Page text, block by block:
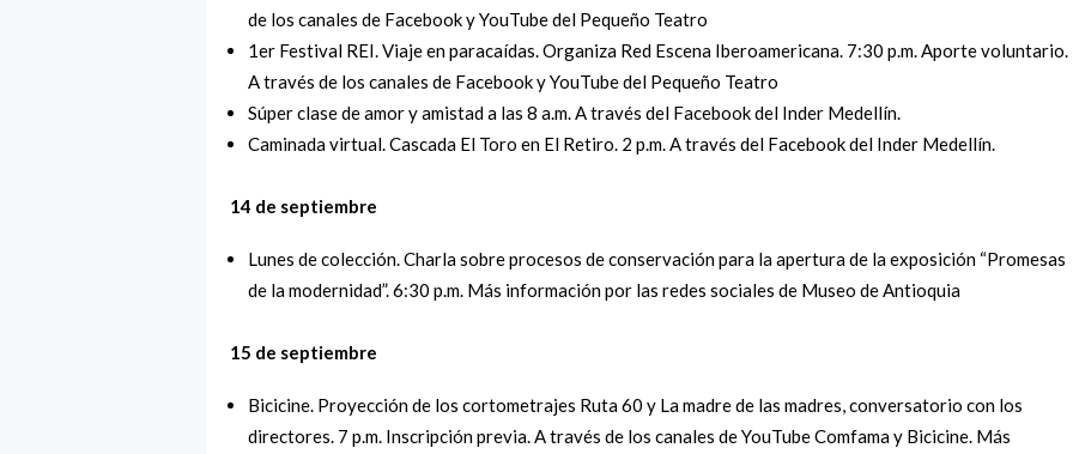
de los canales de Facebook y YouTube del Pequeño Teatro
1er Festival REI. Viaje en paracaídas. Organiza Red Escena Iberoamericana. 7:30 p.m. Aporte voluntario.
A través de los canales de Facebook y YouTube del Pequeño Teatro
Súper clase de amor y amistad a las 8 a.m. A través del Facebook del Inder Medellín.
Caminada virtual. Cascada El Toro en El Retiro. 2 p.m. A través del Facebook del Inder Medellín.
14 de septiembre
Lunes de colección. Charla sobre procesos de conservación para la apertura de la exposición “Promesas
de la modernidad”. 6:30 p.m. Más información por las redes sociales de Museo de Antioquia
15 de septiembre
Bicicine. Proyección de los cortometrajes Ruta 60 y La madre de las madres, conversatorio con los
directores. 7 p.m. Inscripción previa. A través de los canales de YouTube Comfama y Bicicine. Más